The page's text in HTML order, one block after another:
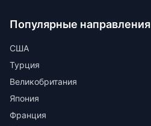
Популярные направления
США
Турция
Великобритания
Япония
Франция